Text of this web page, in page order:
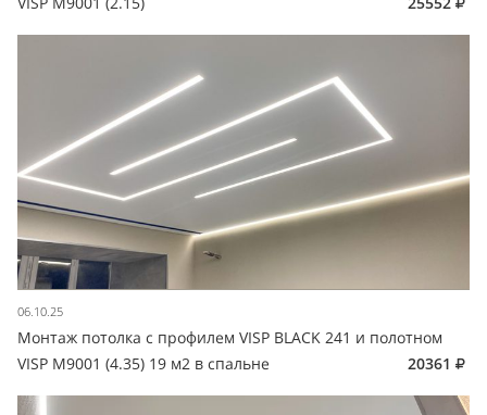
06.10.25
Монтаж потолка с профилем VISP BLACK 241 и полотном
VISP M9001 (4.35) 19 м2 в спальне
20361